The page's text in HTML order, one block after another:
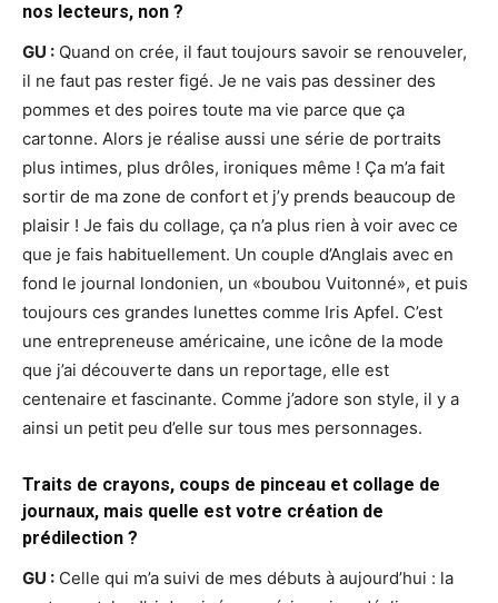
nos lecteurs, non ?
GU : Quand on crée, il faut toujours savoir se renouveler,
il ne faut pas rester figé. Je ne vais pas dessiner des
pommes et des poires toute ma vie parce que ça
cartonne. Alors je réalise aussi une série de portraits
plus intimes, plus drôles, ironiques même ! Ça m’a fait
sortir de ma zone de confort et j’y prends beaucoup de
plaisir ! Je fais du collage, ça n’a plus rien à voir avec ce
que je fais habituellement. Un couple d’Anglais avec en
fond le journal londonien, un «boubou Vuitonné», et puis
toujours ces grandes lunettes comme Iris Apfel. C’est
une entrepreneuse américaine, une icône de la mode
que j’ai découverte dans un reportage, elle est
centenaire et fascinante. Comme j’adore son style, il y a
ainsi un petit peu d’elle sur tous mes personnages.
Traits de crayons, coups de pinceau et collage de
journaux, mais quelle est votre création de
prédilection ?
GU : Celle qui m’a suivi de mes débuts à aujourd’hui : la